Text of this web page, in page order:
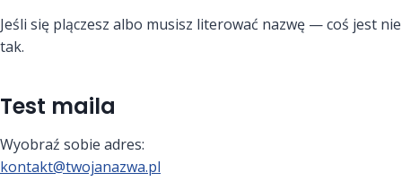
Jeśli się plączesz albo musisz literować nazwę — coś jest nie
tak.
Test maila
Wyobraź sobie adres:
kontakt@twojanazwa.pl